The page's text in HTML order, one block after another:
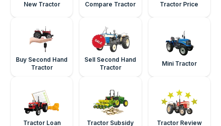
New Tractor Compare Tractor Tractor Price
Buy Second Hand
Tractor
Sell Second Hand
Tractor
Mini Tractor
Tractor Loan Tractor Subsidy Tractor Review